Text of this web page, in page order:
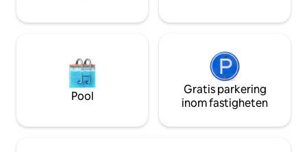
Pool
Gratis parkering
inom fastigheten